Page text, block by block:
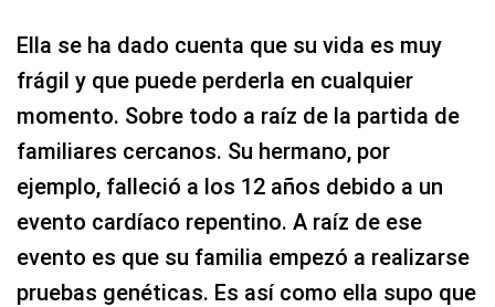
Ella se ha dado cuenta que su vida es muy
frágil y que puede perderla en cualquier
momento. Sobre todo a raíz de la partida de
familiares cercanos. Su hermano, por
ejemplo, falleció a los 12 años debido a un
evento cardíaco repentino. A raíz de ese
evento es que su familia empezó a realizarse
pruebas genéticas. Es así como ella supo que